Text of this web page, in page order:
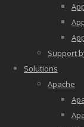
Support
Solutions
Apache